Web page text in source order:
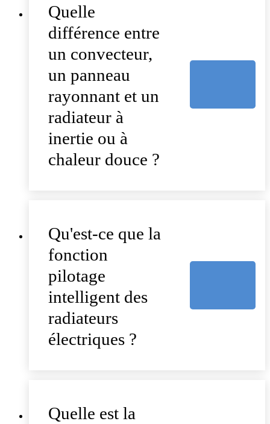
Quelle
différence entre
un convecteur,
un panneau
rayonnant et un
radiateur à
inertie ou à
chaleur douce ?
Qu'est-ce que la
fonction
pilotage
intelligent des
radiateurs
électriques ?
Quelle est la